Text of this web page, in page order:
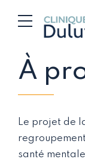
À
Le projet de
santé